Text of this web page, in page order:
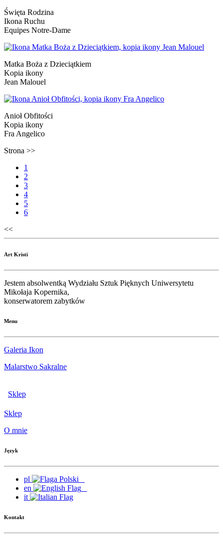
Święta Rodzina
Ikona Ruchu
Equipes Notre-Dame
Matka Boża z Dzieciątkiem
Kopia ikony
Jean Malouel
Anioł Obfitości
Kopia ikony
Fra Angelico
Strona >>
1
2
3
4
5
6
<<
Art Kristi
Jestem absolwentką Wydziału Sztuk Pięknych Uniwersytetu
Mikołaja Kopernika,
konserwatorem zabytków
Menu
Galeria Ikon
Malarstwo Sakralne
Sklep
Sklep
O mnie
Język
pl
en
it
Kontakt